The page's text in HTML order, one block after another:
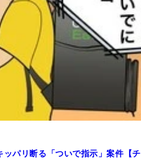
ッパリ断る「ついで指示」案件【チ